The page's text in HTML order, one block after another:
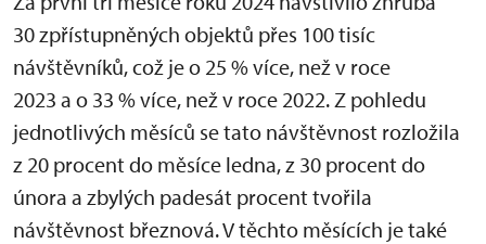
30 zpřístupněných objektů přes 100 tisíc
návštěvníků, což je o 25 % více, než v roce
2023 a o 33 % více, než v roce 2022. Z pohledu
jednotlivých měsíců se tato návštěvnost rozložila
z 20 procent do měsíce ledna, z 30 procent do
února a zbylých padesát procent tvořila
návštěvnost březnová. V těchto měsících je také